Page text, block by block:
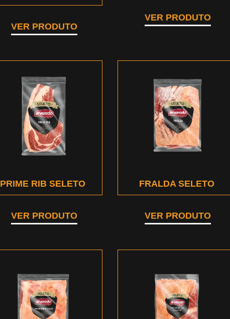
VER PRODUTO
VER PRODUTO
PRIME RIB SELETO
VER PRODUTO
FRALDA SELETO
VER PRODUTO